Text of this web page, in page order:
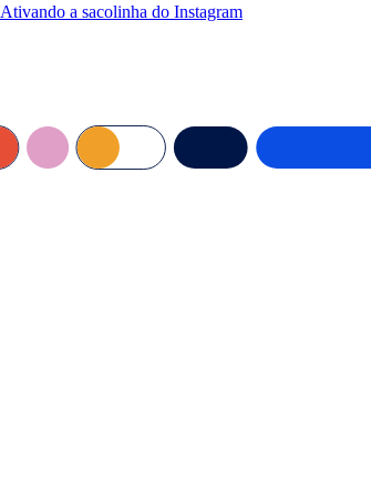
Ativando a sacolinha do Instagram